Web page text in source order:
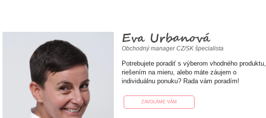
Eva Urbanová
Obchodný manager CZ/SK špecialista
Potrebujete poradiť s výberom vhodného produktu,
riešením na mieru, alebo máte záujem o
individuálnu ponuku? Rada vám poradím!
ZAVOLÁME VÁM